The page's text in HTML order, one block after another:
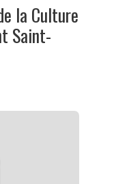
la Culture
Saint-